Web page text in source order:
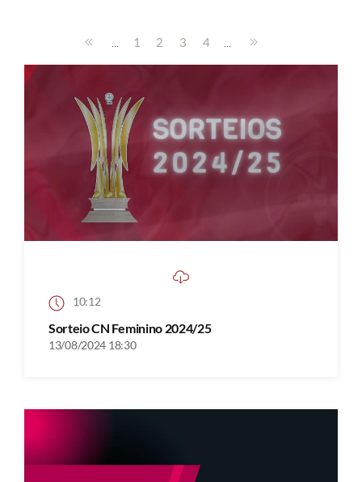
... 1 2 3 4 ...
10:12
Sorteio CN Feminino 2024/25
13/08/2024 18:30